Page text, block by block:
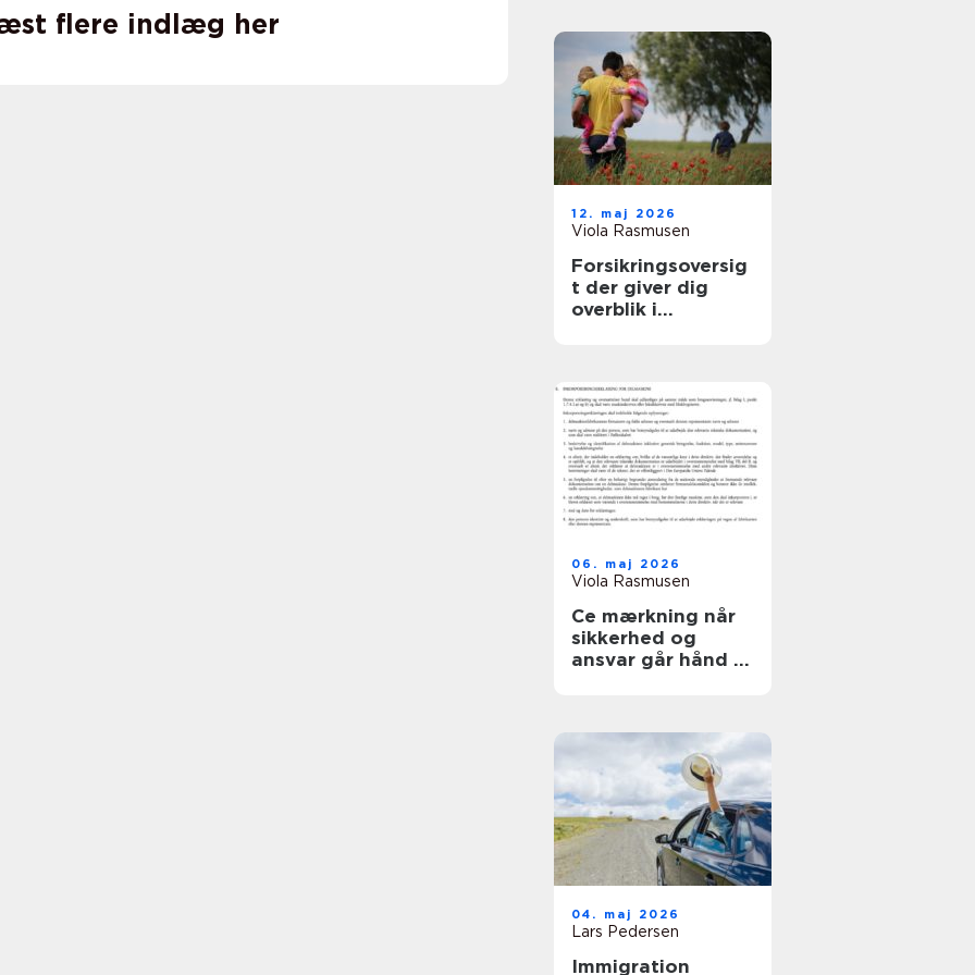
flere indlæg her
12. maj 2026
Viola Rasmusen
Forsikringsoversig
t der giver dig
overblik i
06. maj 2026
Viola Rasmusen
Ce mærkning når
sikkerhed og
ansvar går hånd i
04. maj 2026
Lars Pedersen
Immigration